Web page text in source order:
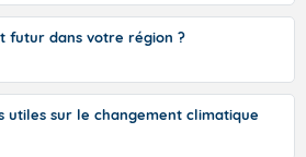
Fermer
futur dans votre région ?
utiles sur le changement climatique